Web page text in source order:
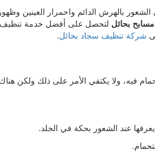
بالهرش الدائم واحمرار العينين
بحائل لتحصل على أفضل خدمة تنظيف
شركة تنظيف سجاد بحائل.
فيه، ولا يكتفي الأمر على ذلك ولكن
عند الشعور بحكة في الجلد.